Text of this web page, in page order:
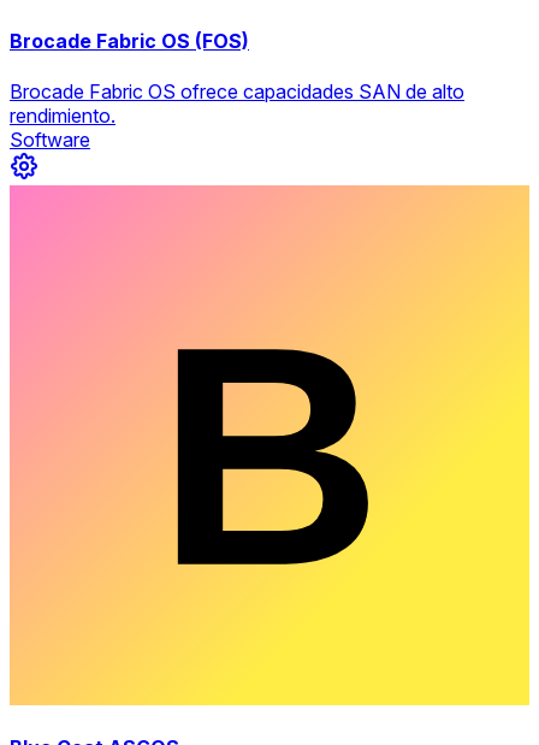
Brocade Fabric OS (FOS)
Brocade Fabric OS ofrece capacidades SAN de alto
rendimiento.
Software